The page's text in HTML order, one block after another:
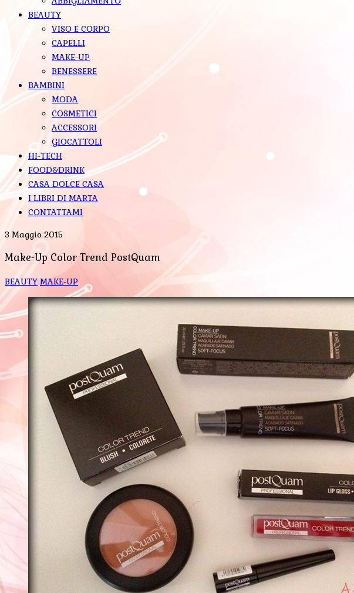
BEAUTY
VISO E CORPO
CAPELLI
MAKE-UP
BENESSERE
BAMBINI
MODA
COSMETICI
ACCESSORI
GIOCATTOLI
HI-TECH
FOOD&DRINK
CASA DOLCE CASA
I LIBRI DI MARTA
CONTATTAMI
3 Maggio 2015
Make-Up Color Trend PostQuam
BEAUTY MAKE-UP